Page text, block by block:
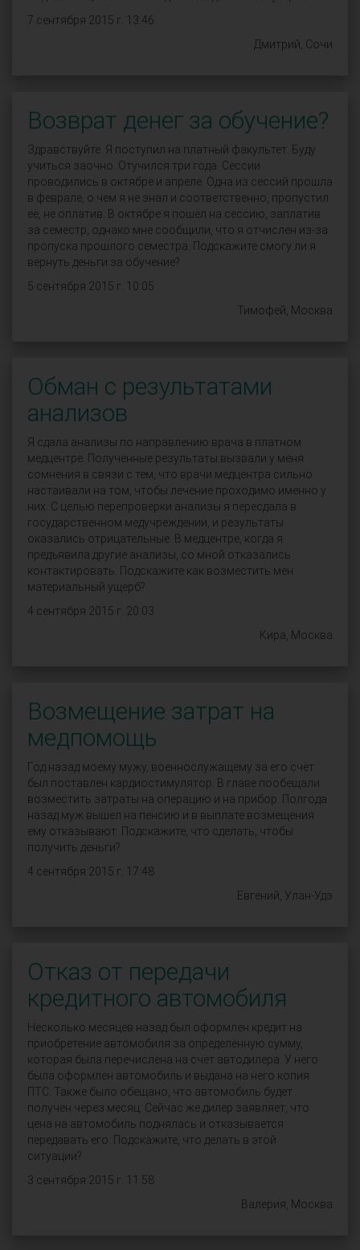
7 сентября 2015 г. 13:46
Дмитрий, Сочи
Возврат денег за обучение?
Здравствуйте. Я поступил на платный факультет. Буду
учиться заочно. Отучился три года. Сессии
проводились в октябре и апреле. Одна из сессий прошла
в феврале, о чем я не знал и соответственно, пропустил
её, не оплатив. В октябре я пошёл на сессию, заплатив
за семестр, однако мне сообщили, что я отчислен из-за
пропуска прошлого семестра. Подскажите смогу ли я
вернуть деньги за обучение?
5 сентября 2015 г. 10:05
Тимофей, Москва
Обман с результатами
анализов
Я сдала анализы по направлению врача в платном
медцентре. Полученные результаты вызвали у меня
сомнения в связи с тем, что врачи медцентра сильно
настаивали на том, чтобы лечение проходимо именно у
них. С целью перепроверки анализы я пересдала в
государственном медучреждении, и результаты
оказались отрицательные. В медцентре, когда я
предъявила другие анализы, со мной отказались
контактировать. Подскажите как возместить мен
материальный ущерб?
4 сентября 2015 г. 20:03
Кира, Москва
Возмещение затрат на
медпомощь
Год назад моему мужу, военнослужащему за его счёт
был поставлен кардиостимулятор. В главе пообещали
возместить затраты на операцию и на прибор. Полгода
назад муж вышел на пенсию и в выплате возмещения
ему отказывают. Подскажите, что сделать, чтобы
получить деньги?
4 сентября 2015 г. 17:48
Евгений, Улан-Удэ
Отказ от передачи
кредитного автомобиля
Несколько месяцев назад был оформлен кредит на
приобретение автомобиля за определённую сумму,
которая была перечислена на счёт автодилера. У него
была оформлен автомобиль и выдана на него копия
ПТС. Также было обещано, что автомобиль будет
получен через месяц. Сейчас же дилер заявляет, что
цена на автомобиль поднялась и отказывается
передавать его. Подскажите, что делать в этой
ситуации?
3 сентября 2015 г. 11:58
Валерия, Москва